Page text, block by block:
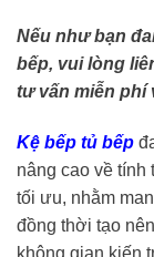
Nếu như bạn
bếp, vui lòng
tư vấn miễn phí
Kệ bếp tủ bếp
nâng cao về
tối ưu, nhằm
đồng thời tạo
không gian kiến